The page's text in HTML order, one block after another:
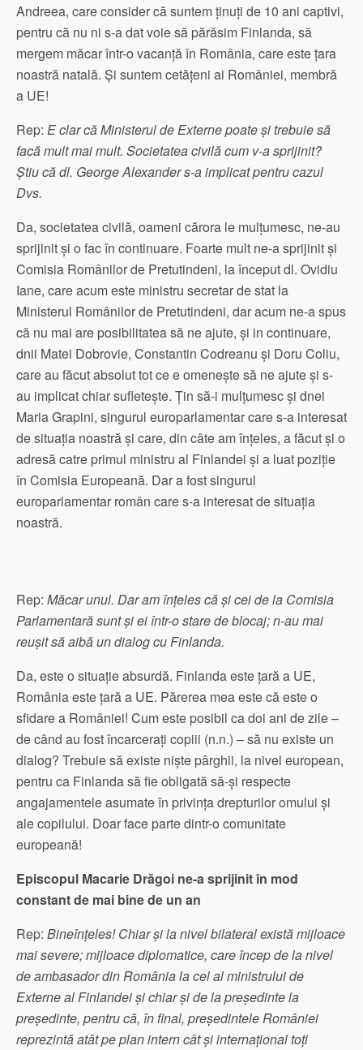
Andreea, care consider că suntem ținuți de 10 ani captivi,
pentru că nu ni s-a dat voie să părăsim Finlanda, să
mergem măcar într-o vacanță în România, care este țara
noastră natală. Și suntem cetățeni ai României, membră
a UE!
Rep: E clar că Ministerul de Externe poate și trebuie să
facă mult mai mult. Societatea civilă cum v-a sprijinit?
Știu că dl. George Alexander s-a implicat pentru cazul
Dvs.
Da, societatea civilă, oameni cărora le mulțumesc, ne-au
sprijinit și o fac în continuare. Foarte mult ne-a sprijinit și
Comisia Românilor de Pretutindeni, la început dl. Ovidiu
Iane, care acum este ministru secretar de stat la
Ministerul Românilor de Pretutindeni, dar acum ne-a spus
că nu mai are posibilitatea să ne ajute, și in continuare,
dnii Matei Dobrovie, Constantin Codreanu și Doru Coliu,
care au făcut absolut tot ce e omenește să ne ajute și s-
au implicat chiar sufletește. Țin să-i mulțumesc și dnei
Maria Grapini, singurul europarlamentar care s-a interesat
de situația noastră și care, din câte am înțeles, a făcut și o
adresă catre primul ministru al Finlandei și a luat poziție
în Comisia Europeană. Dar a fost singurul
europarlamentar român care s-a interesat de situația
noastră.
Rep: Măcar unul. Dar am înțeles că și cei de la Comisia
Parlamentară sunt și ei într-o stare de blocaj; n-au mai
reușit să aibă un dialog cu Finlanda.
Da, este o situație absurdă. Finlanda este țară a UE,
România este țară a UE. Părerea mea este că este o
sfidare a României! Cum este posibil ca doi ani de zile –
de când au fost încarcerați copiii (n.n.) – să nu existe un
dialog? Trebuie să existe niște pârghii, la nivel european,
pentru ca Finlanda să fie obligată să-și respecte
angajamentele asumate în privința drepturilor omului și
ale copilului. Doar face parte dintr-o comunitate
europeană!
Episcopul Macarie Drăgoi ne-a sprijinit în mod
constant de mai bine de un an
Rep: Bineînțeles! Chiar și la nivel bilateral există mijloace
mai severe; mijloace diplomatice, care încep de la nivel
de ambasador din România la cel al ministrului de
Externe al Finlandei și chiar și de la președinte la
președinte, pentru că, în final, președintele României
reprezintă atât pe plan intern cât și internațional toți